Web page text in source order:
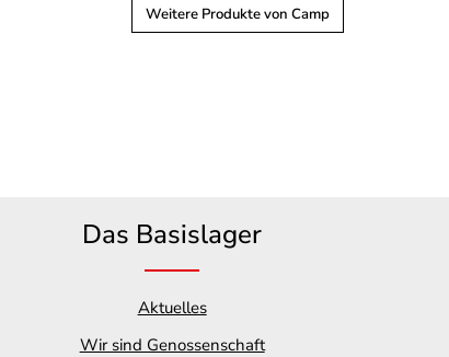
Weitere Produkte von Camp
Das Basislager
Aktuelles
Wir sind Genossenschaft